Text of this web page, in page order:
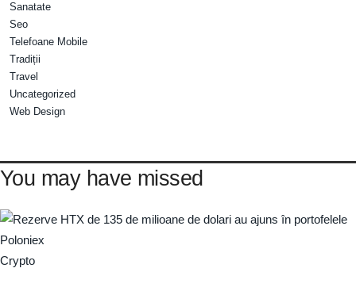
Sanatate
Seo
Telefoane Mobile
Tradiții
Travel
Uncategorized
Web Design
You may have missed
Crypto